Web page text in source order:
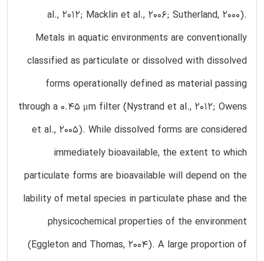
al., 2012; Macklin et al., 2006; Sutherland, 2000).
Metals in aquatic environments are conventionally
classified as particulate or dissolved with dissolved
forms operationally defined as material passing
through a 0.45 μm filter (Nystrand et al., 2012; Owens
et al., 2005). While dissolved forms are considered
immediately bioavailable, the extent to which
particulate forms are bioavailable will depend on the
lability of metal species in particulate phase and the
physicochemical properties of the environment
(Eggleton and Thomas, 2004). A large proportion of